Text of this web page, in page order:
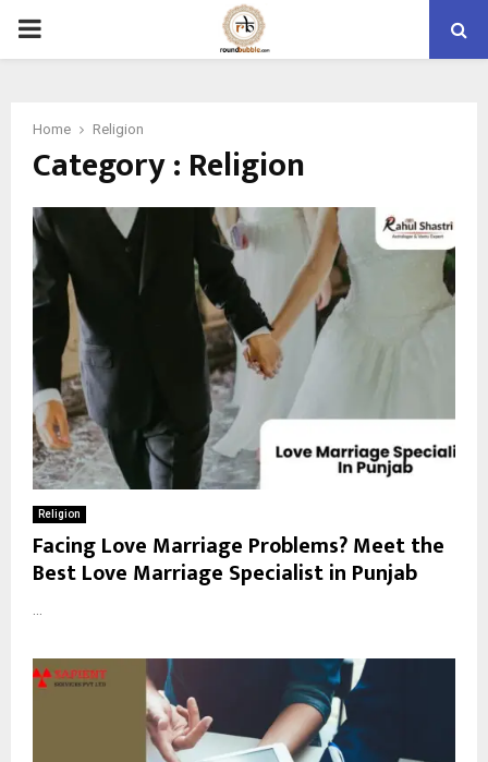
PRIMARY
Home Religion
Category : Religion
Religion
Facing Love Marriage Problems? Meet the
Best Love Marriage Specialist in Punjab